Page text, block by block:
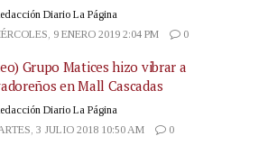
Diario La Página
9 ENERO 2019 2:04 PM
0
Grupo Matices hizo vibrar a
en Mall Cascadas
Diario La Página
3 JULIO 2018 10:50 AM
0